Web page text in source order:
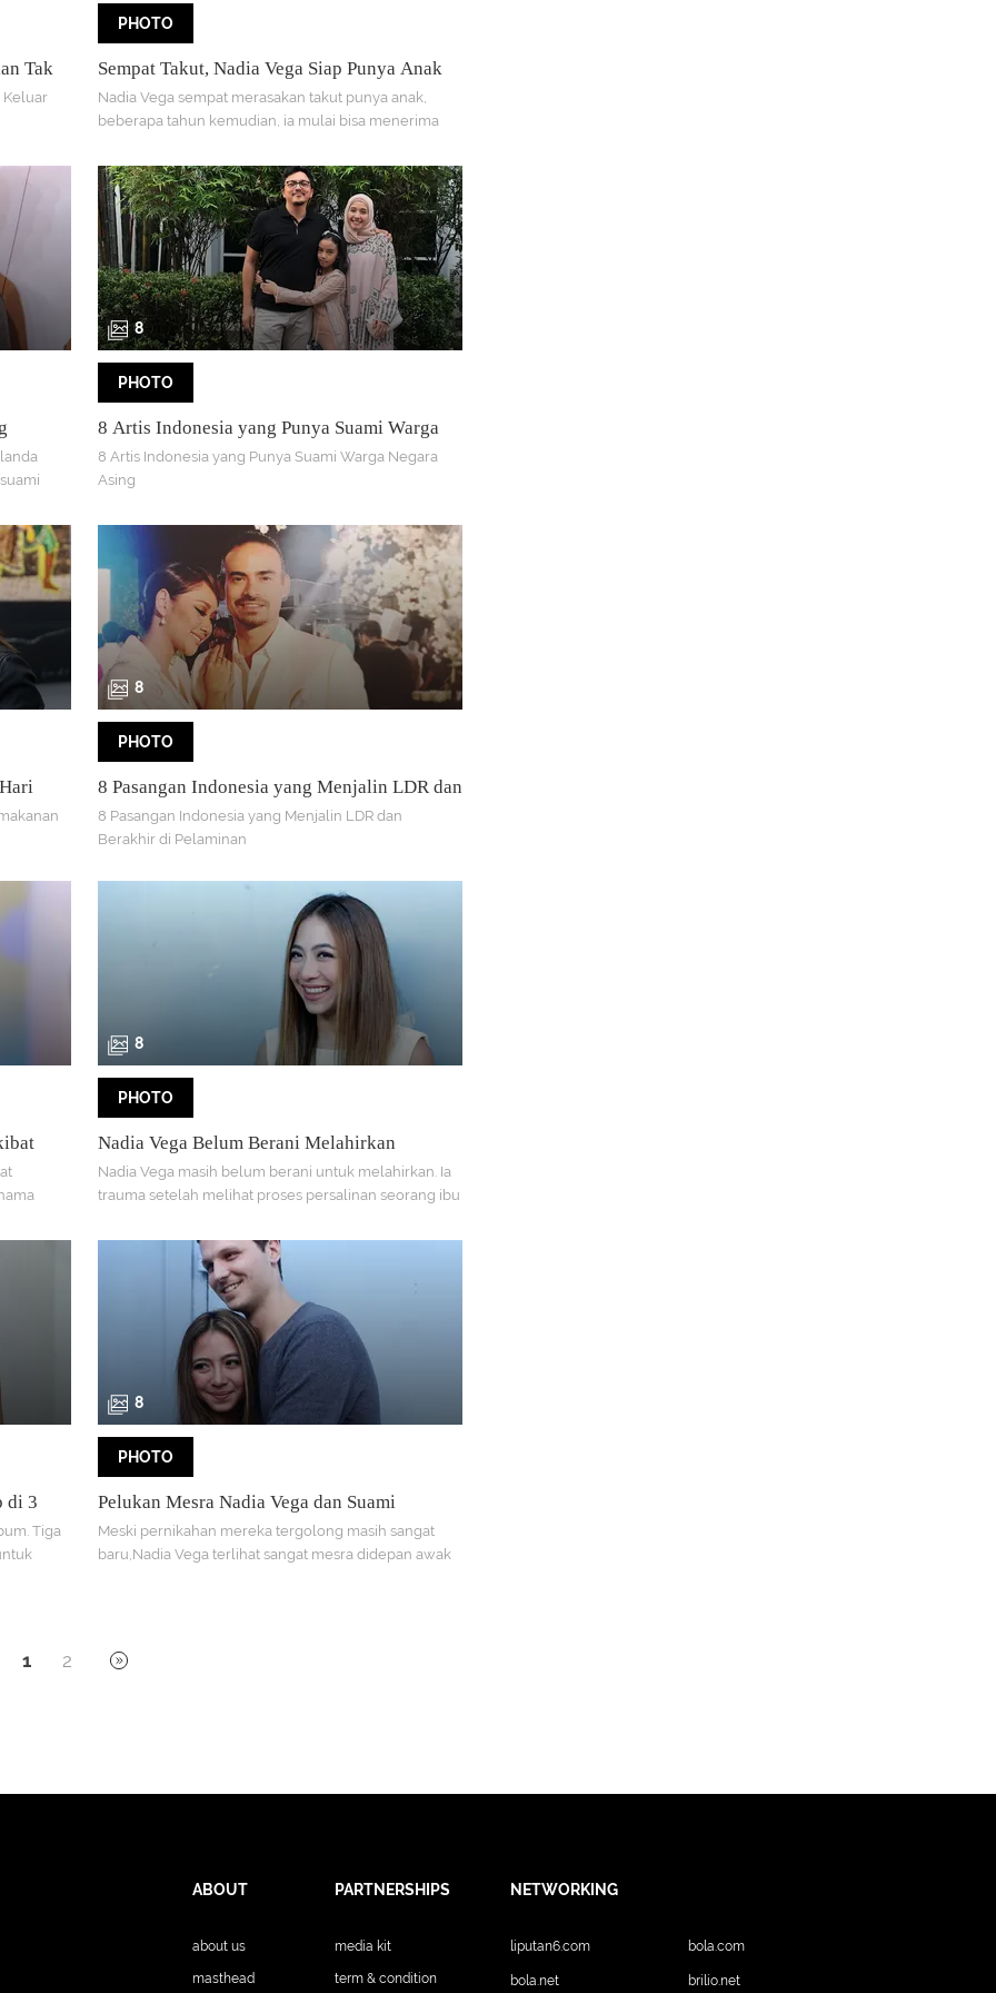
Tak
Keluar
PHOTO
Sempat Takut, Nadia Vega Siap Punya Anak
Nadia Vega sempat merasakan takut punya anak,
beberapa tahun kemudian, ia mulai bisa menerima
8
PHOTO
8 Artis Indonesia yang Punya Suami Warga
Negara Asing
8 Artis Indonesia yang Punya Suami Warga Negara
Asing
8
PHOTO
8 Pasangan Indonesia yang Menjalin LDR dan
Berakhir di Pelaminan
8 Pasangan Indonesia yang Menjalin LDR dan
Berakhir di Pelaminan
8
PHOTO
Nadia Vega Belum Berani Melahirkan
Nadia Vega masih belum berani untuk melahirkan. Ia
trauma setelah melihat proses persalinan seorang ibu
di 3
Tiga
8
PHOTO
Pelukan Mesra Nadia Vega dan Suami
Meski pernikahan mereka tergolong masih sangat
baru,Nadia Vega terlihat sangat mesra didepan awak
1 2
ABOUT PARTNERSHIPS
about us media kit
masthead term & condition
NETWORKING
liputan6.com bola.com
bola.net brilio.net